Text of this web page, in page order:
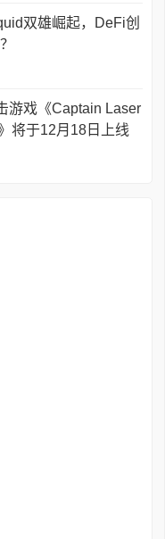
双雄崛起，DeFi创
游戏《Captain Laser
将于12月18日上线